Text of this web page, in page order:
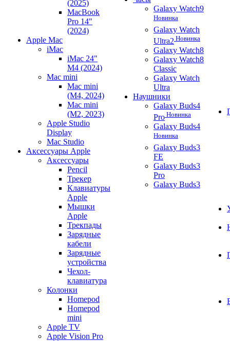
(2025)
MacBook
Pro 14"
(2024)
Apple Mac
iMac
iMac 24"
M4 (2024)
Mac mini
Mac mini
(M4, 2024)
Mac mini
(M2, 2023)
Apple Studio
Display
Mac Studio
Аксессуары Apple
Аксессуары
Pencil
Трекер
Клавиатуры
Apple
Мышки
Apple
Трекпады
Зарядные
кабели
Зарядные
устройства
Чехол-
клавиатура
Колонки
Homepod
Homepod
mini
Apple TV
Apple Vision Pro
Galaxy Watch9
Новинка
Galaxy Watch
Ultra2 Новинка
Galaxy Watch8
Galaxy Watch8
Classic
Galaxy Watch
Ultra
Наушники
Galaxy Buds4
Pro Новинка
Galaxy Buds4
Новинка
Galaxy Buds3
FE
Galaxy Buds3
Pro
Galaxy Buds3